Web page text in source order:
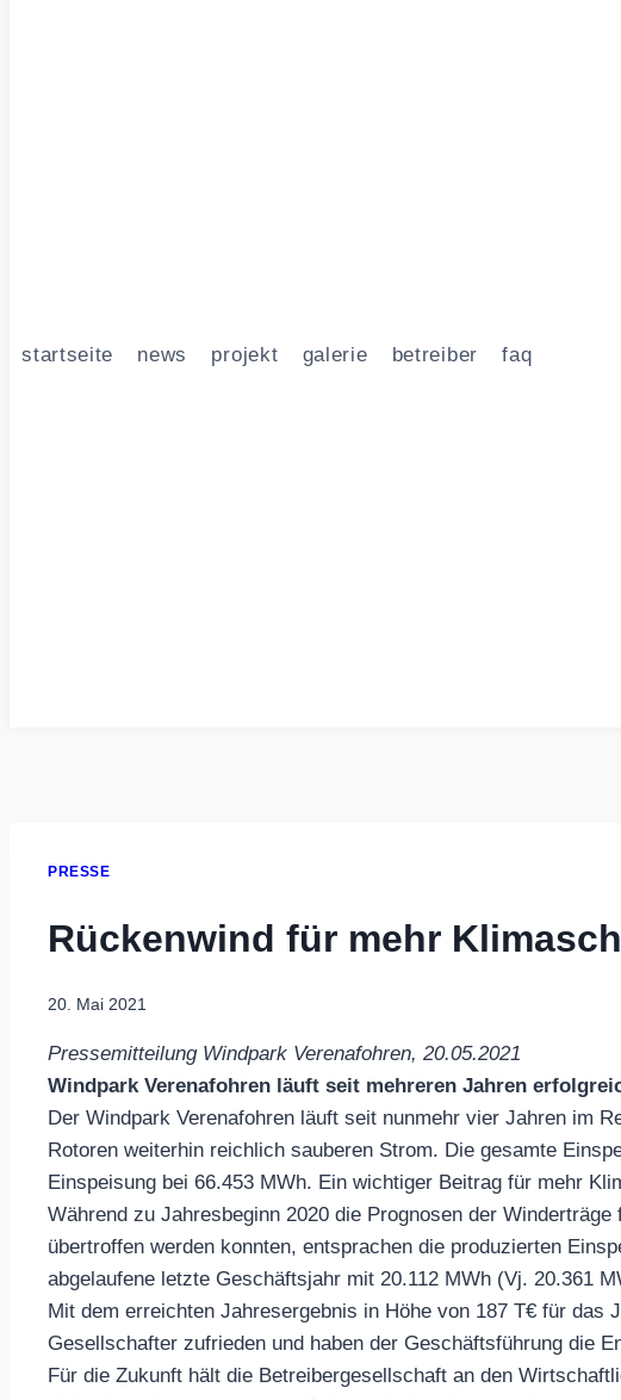
startseite news projekt galerie betreiber faq
PRESSE
Rückenwind für mehr
20. Mai 2021
Pressemitteilung Windpark Verenafohren, 20.05.2021
Windpark Verenafohren läuft seit mehreren Jahren
Der Windpark Verenafohren läuft seit nunmehr vier Jahren im
Rotoren weiterhin reichlich sauberen Strom. Die gesamte
Einspeisung bei 66.453 MWh. Ein wichtiger Beitrag für mehr
Während zu Jahresbeginn 2020 die Prognosen der
übertroffen werden konnten, entsprachen die produzierten
abgelaufene letzte Geschäftsjahr mit 20.112 MWh (Vj. 20.361
Mit dem erreichten Jahresergebnis in Höhe von 187 T€ für das
Gesellschafter zufrieden und haben der Geschäftsführung die
Für die Zukunft hält die Betreibergesellschaft an den